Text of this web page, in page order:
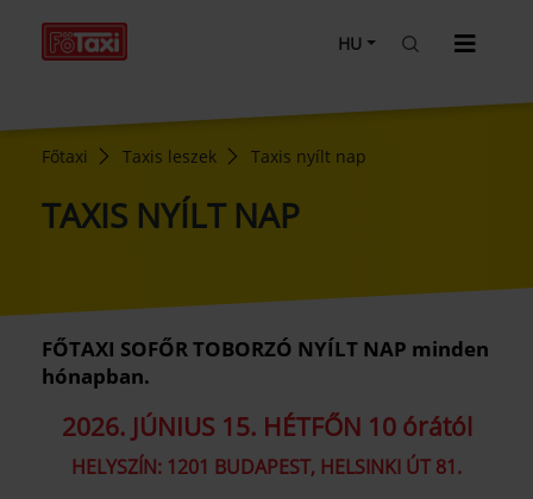
HU
Főtaxi Taxis leszek Taxis nyílt nap
TAXIS NYÍLT NAP
FŐTAXI SOFŐR TOBORZÓ NYÍLT NAP minden
hónapban.
2026. JÚNIUS 15. HÉTFŐN 10 órától
HELYSZÍN: 1201 BUDAPEST, HELSINKI ÚT 81.